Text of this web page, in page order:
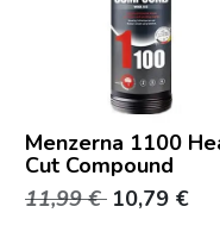
Menzerna 1100
Cut Compound
11,99€ 10,79 €